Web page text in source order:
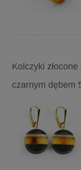
Kolczyki
czarnym dębem